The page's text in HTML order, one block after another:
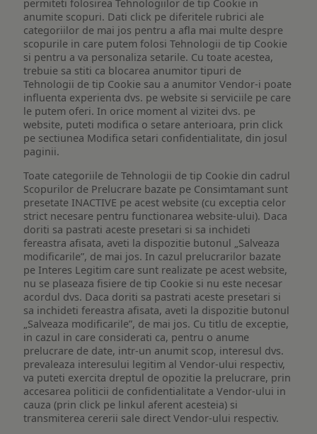
permiteti folosirea Tehnologiilor de tip Cookie in
anumite scopuri. Dati click pe diferitele rubrici ale
categoriilor de mai jos pentru a afla mai multe despre
scopurile in care putem folosi Tehnologii de tip Cookie
si pentru a va personaliza setarile. Cu toate acestea,
trebuie sa stiti ca blocarea anumitor tipuri de
Tehnologii de tip Cookie sau a anumitor Vendor-i poate
influenta experienta dvs. pe website si serviciile pe care
le putem oferi. In orice moment al vizitei dvs. pe
website, puteti modifica o setare anterioara, prin click
pe sectiunea Modifica setari confidentialitate, din josul
paginii.
Toate categoriile de Tehnologii de tip Cookie din cadrul
Scopurilor de Prelucrare bazate pe Consimtamant sunt
presetate INACTIVE pe acest website (cu exceptia celor
strict necesare pentru functionarea website-ului). Daca
doriti sa pastrati aceste presetari si sa inchideti
fereastra afisata, aveti la dispozitie butonul „Salveaza
modificarile”, de mai jos. In cazul prelucrarilor bazate
pe Interes Legitim care sunt realizate pe acest website,
nu se plaseaza fisiere de tip Cookie si nu este necesar
acordul dvs. Daca doriti sa pastrati aceste presetari si
sa inchideti fereastra afisata, aveti la dispozitie butonul
„Salveaza modificarile”, de mai jos. Cu titlu de exceptie,
in cazul in care considerati ca, pentru o anume
prelucrare de date, intr-un anumit scop, interesul dvs.
prevaleaza interesului legitim al Vendor-ului respectiv,
va puteti exercita dreptul de opozitie la prelucrare, prin
accesarea politicii de confidentialitate a Vendor-ului in
cauza (prin click pe linkul aferent acesteia) si
transmiterea cererii sale direct Vendor-ului respectiv.